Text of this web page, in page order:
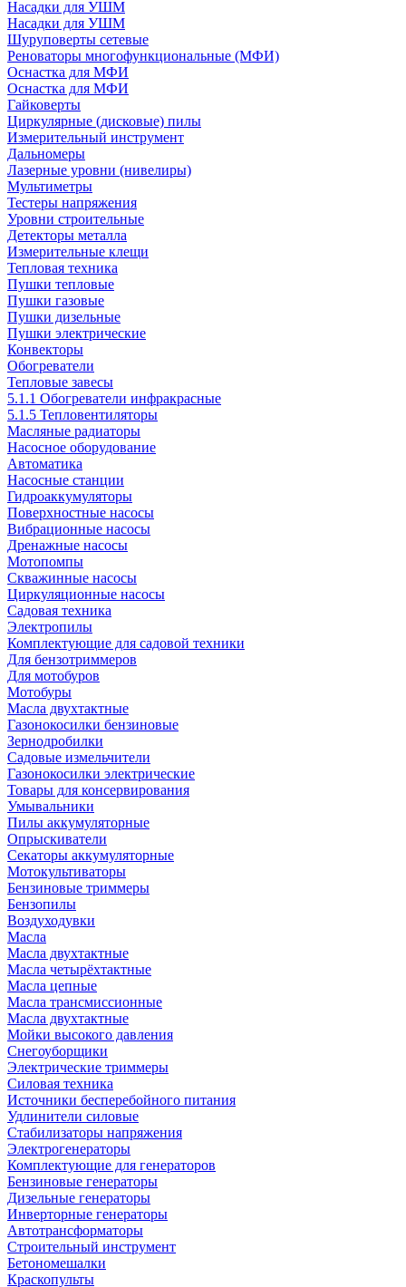
Насадки для УШМ
Насадки для УШМ
Шуруповерты сетевые
Реноваторы многофункциональные (МФИ)
Оснастка для МФИ
Оснастка для МФИ
Гайковерты
Циркулярные (дисковые) пилы
Измерительный инструмент
Дальномеры
Лазерные уровни (нивелиры)
Мультиметры
Тестеры напряжения
Уровни строительные
Детекторы металла
Измерительные клещи
Тепловая техника
Пушки тепловые
Пушки газовые
Пушки дизельные
Пушки электрические
Конвекторы
Обогреватели
Тепловые завесы
5.1.1 Обогреватели инфракрасные
5.1.5 Тепловентиляторы
Масляные радиаторы
Насосное оборудование
Автоматика
Насосные станции
Гидроаккумуляторы
Поверхностные насосы
Вибрационные насосы
Дренажные насосы
Мотопомпы
Скважинные насосы
Циркуляционные насосы
Садовая техника
Электропилы
Комплектующие для садовой техники
Для бензотриммеров
Для мотобуров
Мотобуры
Масла двухтактные
Газонокосилки бензиновые
Зернодробилки
Садовые измельчители
Газонокосилки электрические
Товары для консервирования
Умывальники
Пилы аккумуляторные
Опрыскиватели
Секаторы аккумуляторные
Мотокультиваторы
Бензиновые триммеры
Бензопилы
Воздуходувки
Масла
Масла двухтактные
Масла четырёхтактные
Масла цепные
Масла трансмиссионные
Масла двухтактные
Мойки высокого давления
Снегоуборщики
Электрические триммеры
Силовая техника
Источники бесперебойного питания
Удлинители силовые
Стабилизаторы напряжения
Электрогенераторы
Комплектующие для генераторов
Бензиновые генераторы
Дизельные генераторы
Инверторные генераторы
Автотрансформаторы
Строительный инструмент
Бетономешалки
Краскопульты